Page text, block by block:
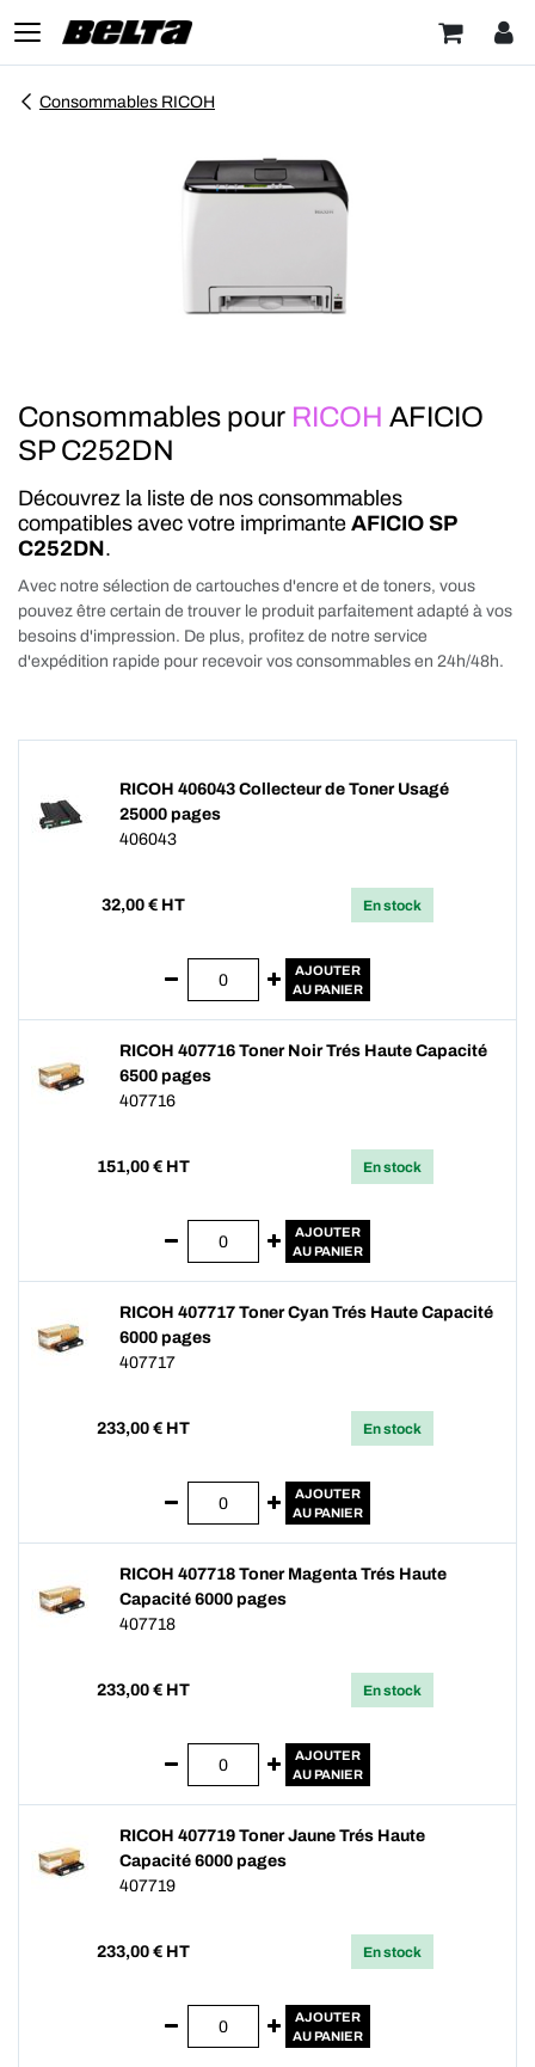
Consommables RICOH
Consommables pour RICOH AFICIO
SP C252DN
Découvrez la liste de nos consommables
compatibles avec votre imprimante AFICIO SP
C252DN.
Avec notre sélection de cartouches d'encre et de toners, vous
pouvez être certain de trouver le produit parfaitement adapté à vos
besoins d'impression. De plus, profitez de notre service
d'expédition rapide pour recevoir vos consommables en 24h/48h.
RICOH 406043 Collecteur de Toner Usagé
25000 pages
406043
32,00 € HT En stock
AJOUTER
AU PANIER
RICOH 407716 Toner Noir Trés Haute Capacité
6500 pages
407716
151,00 € HT En stock
AJOUTER
AU PANIER
RICOH 407717 Toner Cyan Trés Haute Capacité
6000 pages
407717
233,00 € HT En stock
AJOUTER
AU PANIER
RICOH 407718 Toner Magenta Trés Haute
Capacité 6000 pages
407718
233,00 € HT En stock
AJOUTER
AU PANIER
RICOH 407719 Toner Jaune Trés Haute
Capacité 6000 pages
407719
233,00 € HT En stock
AJOUTER
AU PANIER